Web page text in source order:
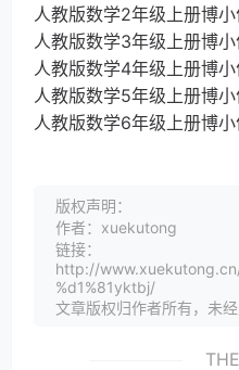
人教版数学2年级上册博
人教版数学3年级上册博
人教版数学4年级上册博
人教版数学5年级上册博
人教版数学6年级上册博
版权声明：
作者：xuekutong
链接：
http://
%d1%81yktbj/
文章版权归作者所有，未经